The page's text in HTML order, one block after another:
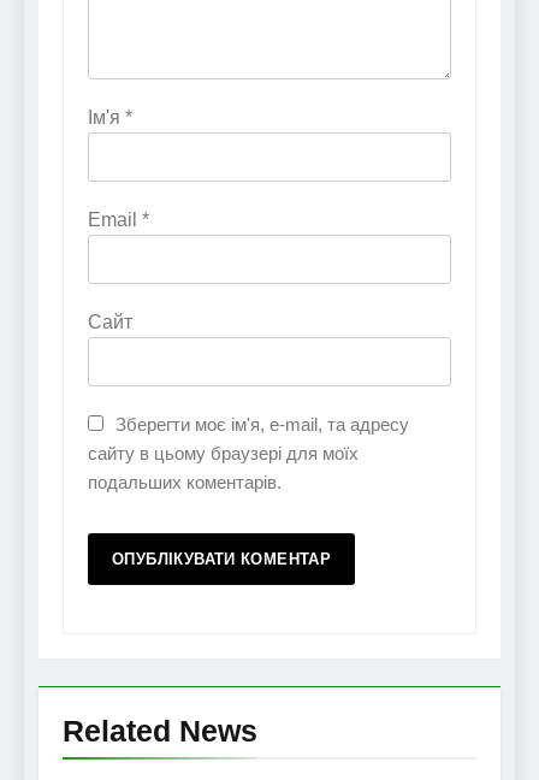
Ім'я *
Email *
Сайт
Зберегти моє ім'я, e-mail, та адресу
сайту в цьому браузері для моїх
подальших коментарів.
Related News